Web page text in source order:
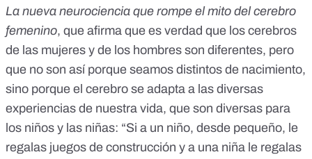
La nueva neurociencia que rompe el mito del cerebro
femenino, que afirma que es verdad que los cerebros
de las mujeres y de los hombres son diferentes, pero
que no son así porque seamos distintos de nacimiento,
sino porque el cerebro se adapta a las diversas
experiencias de nuestra vida, que son diversas para
los niños y las niñas: “Si a un niño, desde pequeño, le
regalas juegos de construcción y a una niña le regalas